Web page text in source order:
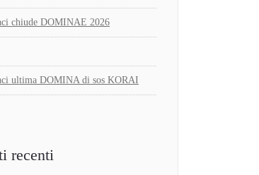
chiude DOMINAE 2026
ultima DOMINA di sos KORAI
recenti